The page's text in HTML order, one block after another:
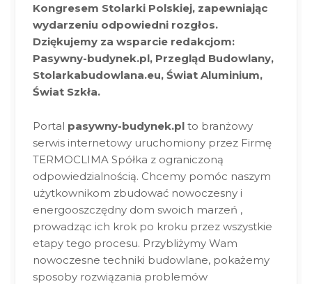
Kongresem Stolarki Polskiej, zapewniając
wydarzeniu odpowiedni rozgłos.
Dziękujemy za wsparcie redakcjom:
Pasywny-budynek.pl, Przegląd Budowlany,
Stolarkabudowlana.eu, Świat Aluminium,
Świat Szkła.
Portal pasywny-budynek.pl to branżowy
serwis internetowy uruchomiony przez Firmę
TERMOCLIMA Spółka z ograniczoną
odpowiedzialnością. Chcemy pomóc naszym
użytkownikom zbudować nowoczesny i
energooszczędny dom swoich marzeń ,
prowadząc ich krok po kroku przez wszystkie
etapy tego procesu. Przybliżymy Wam
nowoczesne techniki budowlane, pokażemy
sposoby rozwiązania problemów